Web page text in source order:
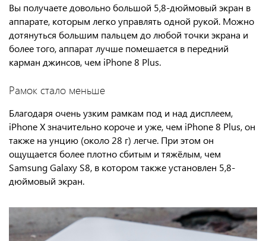
Вы получаете довольно большой 5,8-дюймовый экран в
аппарате, которым легко управлять одной рукой. Можно
дотянуться большим пальцем до любой точки экрана и
более того, аппарат лучше помешается в передний
карман джинсов, чем iPhone 8 Plus.
Рамок стало меньше
Благодаря очень узким рамкам под и над дисплеем,
iPhone X значительно короче и уже, чем iPhone 8 Plus, он
также на унцию (около 28 г) легче. При этом он
ощущается более плотно сбитым и тяжёлым, чем
Samsung Galaхy S8, в котором также установлен 5,8-
дюймовый экран.